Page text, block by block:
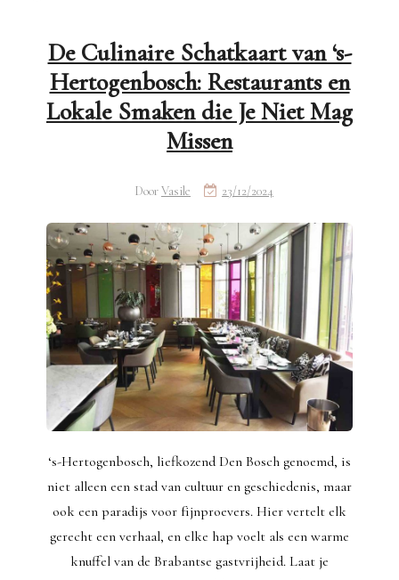
De Culinaire Schatkaart van ‘s-
Hertogenbosch: Restaurants en
Lokale Smaken die Je Niet Mag
Missen
DoorVasile 23/12/2024
‘s-Hertogenbosch, liefkozend Den Bosch genoemd, is
niet alleen een stad van cultuur en geschiedenis, maar
ook een paradijs voor fijnproevers. Hier vertelt elk
gerecht een verhaal, en elke hap voelt als een warme
knuffel van de Brabantse gastvrijheid. Laat je